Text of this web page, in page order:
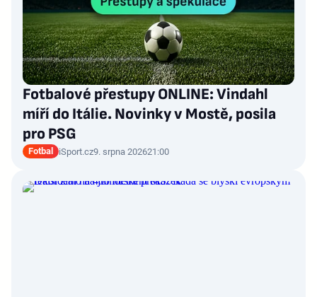
Fotbalové přestupy ONLINE: Vindahl
míří do Itálie. Novinky v Mostě, posila
pro PSG
Fotbal iSport.cz9. srpna 202621:00